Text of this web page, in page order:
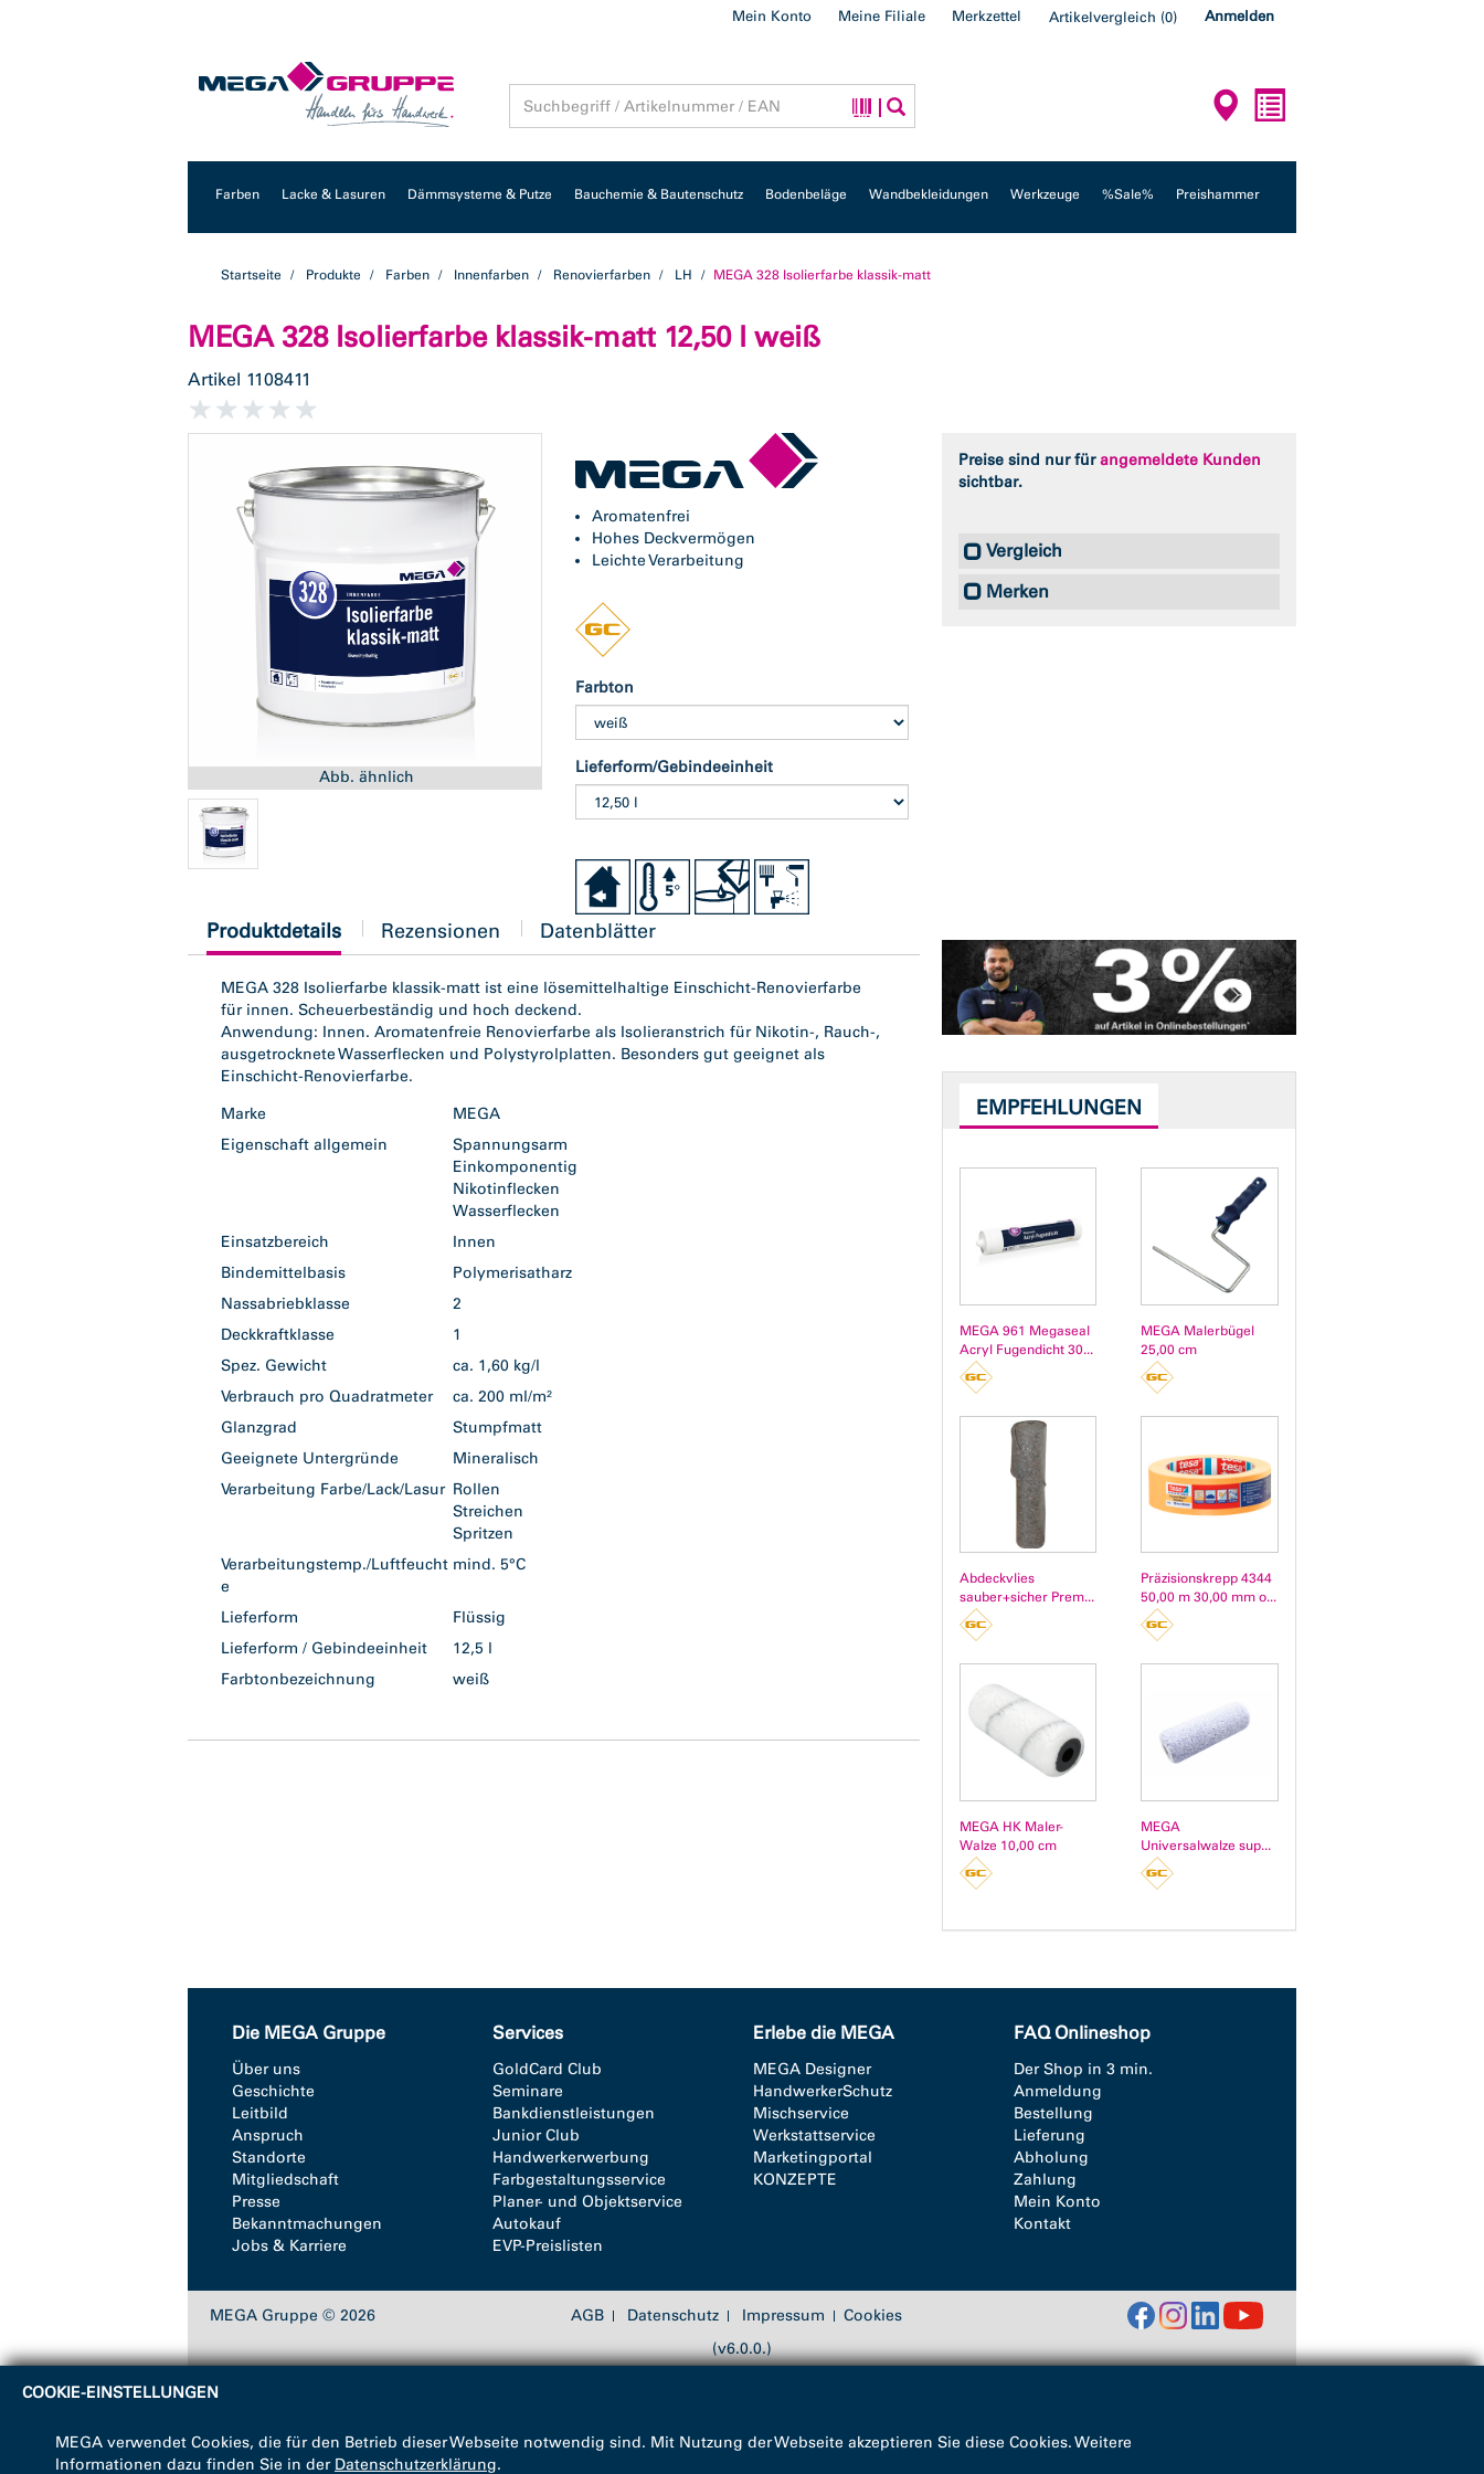
Mein Konto Meine Filiale Merkzettel Artikelvergleich (0) Anmelden
Farben Lacke & Lasuren Dämmsysteme & Putze Bauchemie & Bautenschutz Bodenbeläge Wandbekleidungen Werkzeuge %Sale% Preishammer
Startseite Produkte Farben Innenfarben Renovierfarben LH MEGA 328 Isolierfarbe klassik-matt
MEGA 328 Isolierfarbe klassik-matt 12,50 l weiß
Artikel 1108411
Abb. ähnlich
Aromatenfrei
Hohes Deckvermögen
Leichte Verarbeitung
Farbton
Lieferform/Gebindeeinheit
Preise sind nur fürangemeldete Kunden
sichtbar.
Vergleich
Merken
current
tab:
Produktdetails Rezensionen Datenblätter
MEGA 328 Isolierfarbe klassik-matt ist eine lösemittelhaltige Einschicht-Renovierfarbe
für innen. Scheuerbeständig und hoch deckend.
Anwendung: Innen. Aromatenfreie Renovierfarbe als Isolieranstrich für Nikotin-, Rauch-,
ausgetrocknete Wasserflecken und Polystyrolplatten. Besonders gut geeignet als
Einschicht-Renovierfarbe.
Marke
MEGA
Eigenschaft allgemein
Spannungsarm
Einkomponentig
Nikotinflecken
Wasserflecken
Einsatzbereich
Innen
Bindemittelbasis
Polymerisatharz
Nassabriebklasse
2
Deckkraftklasse
1
Spez. Gewicht
ca. 1,60 kg/l
Verbrauch pro Quadratmeter
ca. 200 ml/m²
Glanzgrad
Stumpfmatt
Geeignete Untergründe
Mineralisch
Verarbeitung Farbe/Lack/Lasur Rollen
Streichen
Spritzen
Verarbeitungstemp./Luftfeucht
e
mind. 5°C
Lieferform
Flüssig
Lieferform / Gebindeeinheit
12,5 l
Farbtonbezeichnung
weiß
EMPFEHLUNGEN
MEGA 961 Megaseal
Acryl Fugendicht 30...
MEGA Malerbügel
25,00 cm
Abdeckvlies
sauber+sicher Prem...
Präzisionskrepp 4344
50,00 m 30,00 mm o...
MEGA HK Maler-
Walze 10,00 cm
MEGA
Universalwalze sup...
Die MEGA Gruppe
Über uns
Geschichte
Leitbild
Anspruch
Standorte
Mitgliedschaft
Presse
Bekanntmachungen
Jobs & Karriere
Services
GoldCard Club
Seminare
Bankdienstleistungen
Junior Club
Handwerkerwerbung
Farbgestaltungsservice
Planer- und Objektservice
Autokauf
EVP-Preislisten
Erlebe die MEGA
MEGA Designer
HandwerkerSchutz
Mischservice
Werkstattservice
Marketingportal
KONZEPTE
FAQ Onlineshop
Der Shop in 3 min.
Anmeldung
Bestellung
Lieferung
Abholung
Zahlung
Mein Konto
Kontakt
MEGA Gruppe © 2026 AGB Datenschutz Impressum
Cookies
(v6.0.0.)
COOKIE-EINSTELLUNGEN
MEGA verwendet Cookies, die für den Betrieb dieser Webseite notwendig sind. Mit Nutzung der Webseite akzeptieren Sie diese Cookies. Weitere
Informationen dazu finden Sie in der Datenschutzerklärung.